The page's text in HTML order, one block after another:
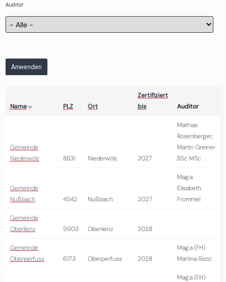
Auditor
Anwenden
Name PLZ Ort
Zertifiziert
bis
Auditor
Gemeinde
Niederwölz
8831 Niederwölz 2027
Mathias
Rosenberger,
Martin Greiner
BSc MSc
Gemeinde
Nußbach
4542 Nußbach 2027
Mag.a
Elisabeth
Frommel
Gemeinde
Oberlienz
9903 Oberlienz 2028
Gemeinde
Oberperfuss
6173 Oberperfuss 2028
Mag.a (FH)
Martina Rizzo
Mag.a (FH)